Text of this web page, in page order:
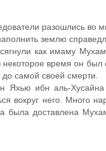
разошлись во
землю
как имаму
время он был
самой своей смерти.
Яхью ибн аль-
вокруг него. Много
была доставлена